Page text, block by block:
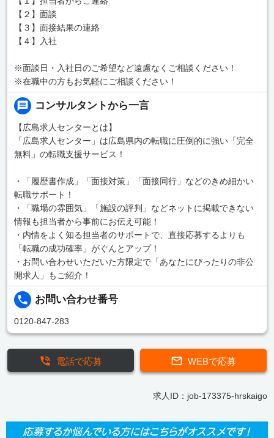
【２】面談
【３】面接結果の連絡
【４】入社
※面談日・入社日のご希望など遠慮なくご相談ください！
※在職中の方もお気軽にご相談ください！
コンサルタントから一言
【広島求人センターとは】
「広島求人センター」は広島県内の転職に圧倒的に強い「完全
無料」の転職支援サービス！
・「履歴書作成」「面接対策」「面接同行」などのきめ細かい
転職サポート！
・「職場の雰囲気」「施設の評判」などネットに掲載できない
情報も担当者から事前にお伝え可能！
・内情をよく知る担当者のサポートで、直接応募するよりも
「転職の成功確率」がぐんとアップ！
・お問い合わせいただいた方限定で「あなたにぴったりの非公
開求人」もご紹介！
お問い合わせ番号
0120-847-283
WEBで応募
電話で応募
求人ID：job-173375-hrskaigo